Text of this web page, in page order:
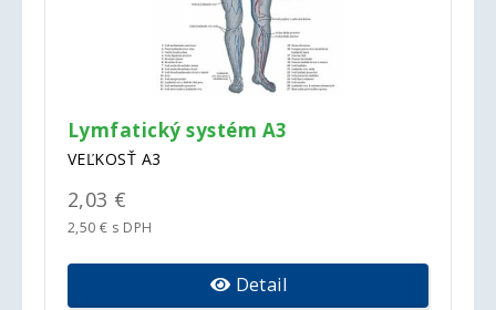
Lymfatický systém A3
VEĽKOSŤ A3
2,03 €
2,50 € s DPH
Detail